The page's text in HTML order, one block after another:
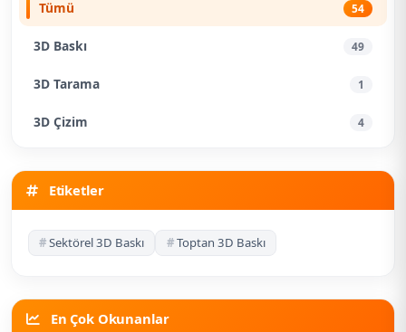
Tümü 54
3D Baskı 49
3D Tarama 1
3D Çizim 4
Etiketler
#Sektörel 3D Baskı #Toptan 3D Baskı
En Çok Okunanlar